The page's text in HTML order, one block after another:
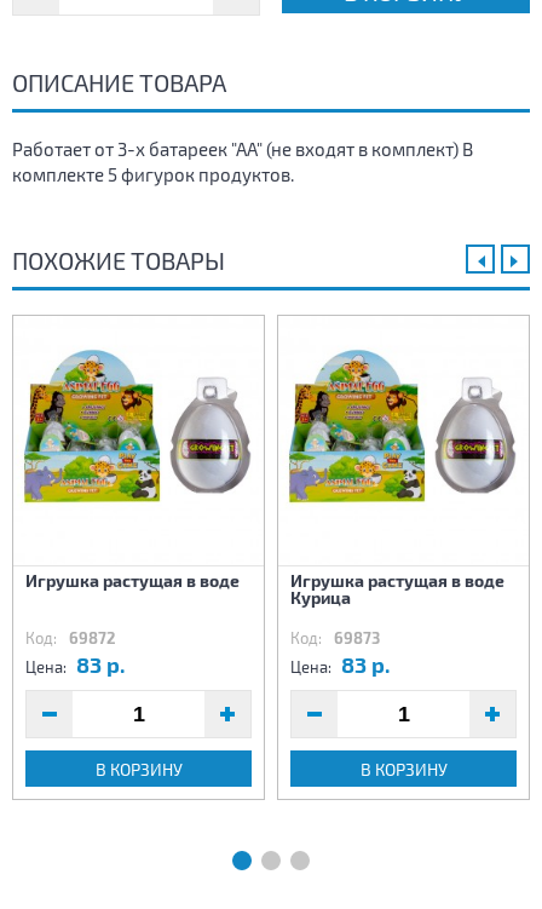
ОПИСАНИЕ ТОВАРА
Работает от 3-х батареек "АА" (не входят в комплект) В
комплекте 5 фигурок продуктов.
ПОХОЖИЕ ТОВАРЫ
Игрушка растущая в воде
Код: 69872
Цена: 83 р.
В КОРЗИНУ
Игрушка растущая в воде
Курица
Код: 69873
Цена: 83 р.
В КОРЗИНУ